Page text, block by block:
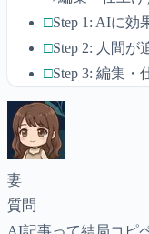
□Step 1: AIに効
□Step 2: 人間
□Step 3: 編集・
妻
質問
AI記事って結局コピ